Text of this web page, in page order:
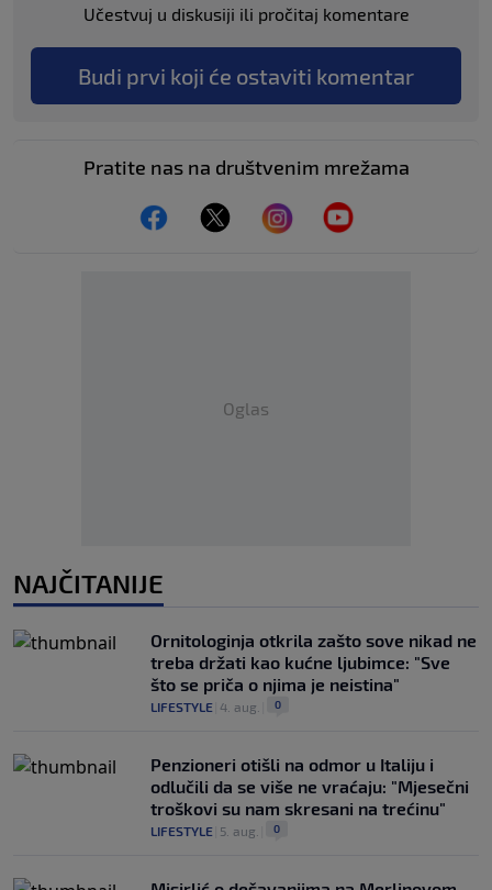
Učestvuj u diskusiji ili pročitaj komentare
Budi prvi koji će ostaviti komentar
Pratite nas na društvenim mrežama
Oglas
NAJČITANIJE
Ornitologinja otkrila zašto sove nikad ne
treba držati kao kućne ljubimce: "Sve
što se priča o njima je neistina"
LIFESTYLE 4. aug. 0
Penzioneri otišli na odmor u Italiju i
odlučili da se više ne vraćaju: "Mjesečni
troškovi su nam skresani na trećinu"
LIFESTYLE 5. aug. 0